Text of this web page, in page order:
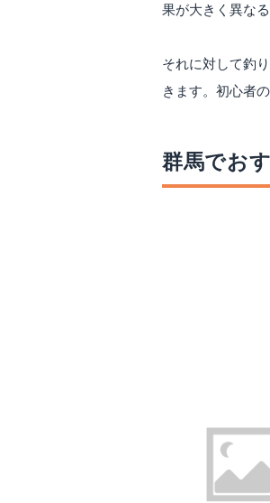
果が大きく異な
それに対して釣
きます。初心者
群馬でお